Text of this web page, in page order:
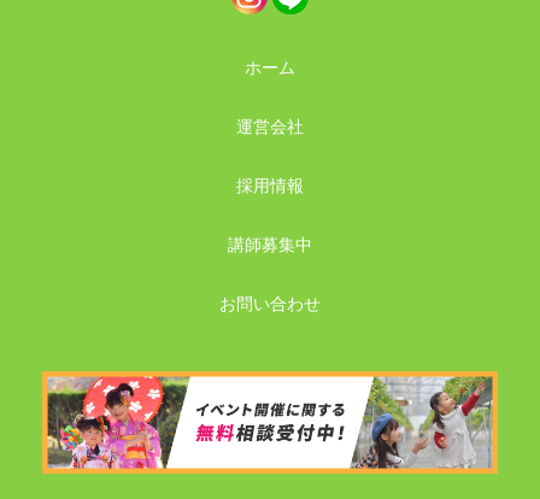
ホーム
運営会社
採用情報
講師募集中
お問い合わせ